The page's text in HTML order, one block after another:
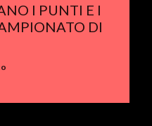
I PUNTI E I
DI